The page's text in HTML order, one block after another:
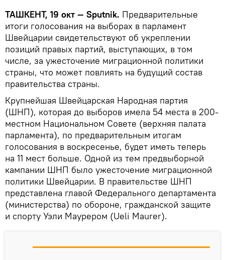
ТАШКЕНТ, 19 окт — Sputnik. Предварительные
итоги голосования на выборах в парламент
Швейцарии свидетельствуют об укреплении
позиций правых партий, выступающих, в том
числе, за ужесточение миграционной политики
страны, что может повлиять на будущий состав
правительства страны.
Крупнейшая Швейцарская Народная партия
(ШНП), которая до выборов имела 54 места в 200-
местном Национальном Совете (верхняя палата
парламента), по предварительным итогам
голосования в воскресенье, будет иметь теперь
на 11 мест больше. Одной из тем предвыборной
кампании ШНП было ужесточение миграционной
политики Швейцарии. В правительстве ШНП
представлена главой Федерального департамента
(министерства) по обороне, гражданской защите
и спорту Уэли Маурером (Ueli Maurer).